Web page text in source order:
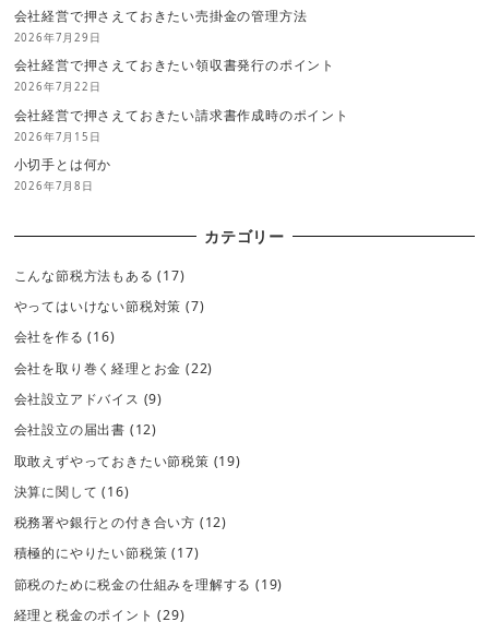
会社経営で押さえておきたい売掛金の管理方法
2026年7月29日
会社経営で押さえておきたい領収書発行のポイント
2026年7月22日
会社経営で押さえておきたい請求書作成時のポイント
2026年7月15日
小切手とは何か
2026年7月8日
カテゴリー
こんな節税方法もある (17)
やってはいけない節税対策 (7)
会社を作る (16)
会社を取り巻く経理とお金 (22)
会社設立アドバイス (9)
会社設立の届出書 (12)
取敢えずやっておきたい節税策 (19)
決算に関して (16)
税務署や銀行との付き合い方 (12)
積極的にやりたい節税策 (17)
節税のために税金の仕組みを理解する (19)
経理と税金のポイント (29)